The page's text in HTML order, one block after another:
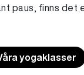
paus, finns det
yogaklasser